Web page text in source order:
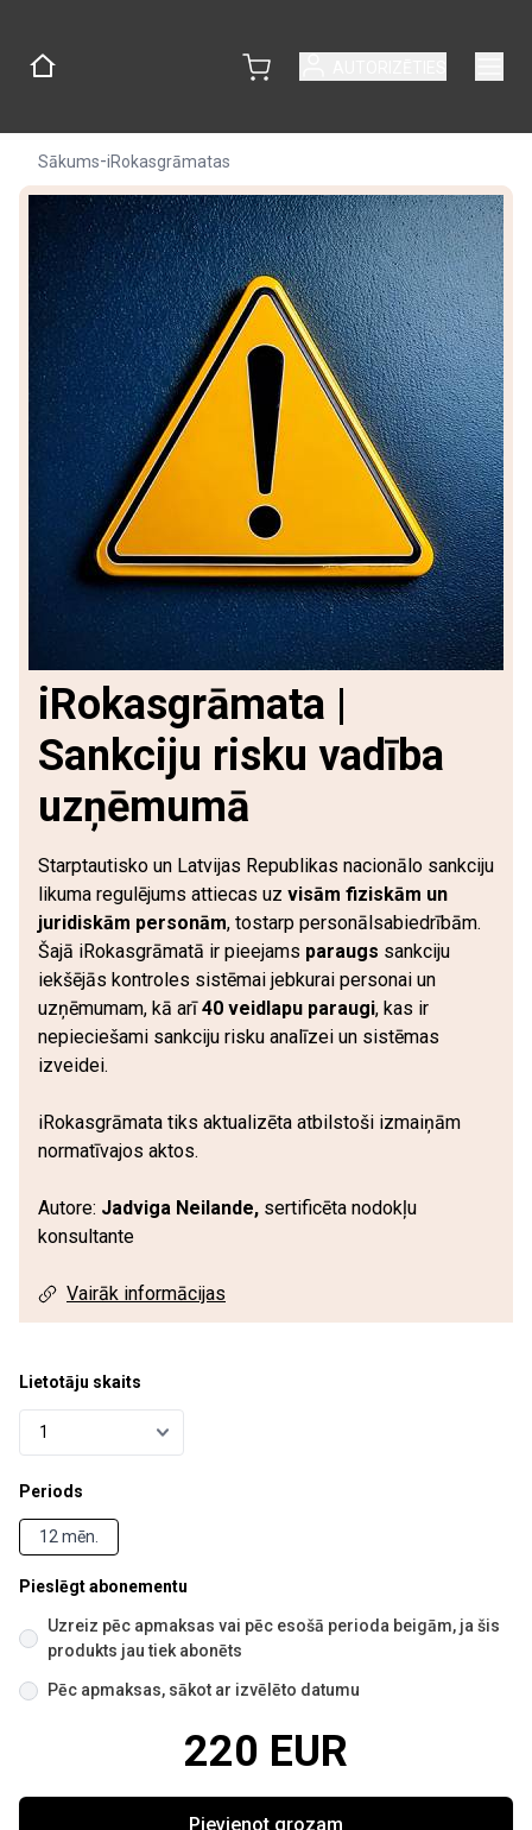
Sākums-iRokasgrāmatas
iRokasgrāmata |
Sankciju risku vadība
uzņēmumā
Starptautisko un Latvijas Republikas nacionālo sankciju
likuma regulējums attiecas uz visām fiziskām un
juridiskām personām, tostarp personālsabiedrībām.
Šajā iRokasgrāmatā ir pieejams paraugs sankciju
iekšējās kontroles sistēmai jebkurai personai un
uzņēmumam, kā arī40 veidlapu paraugi, kas ir
nepieciešami sankciju risku analīzei un sistēmas
izveidei.
iRokasgrāmata tiks aktualizēta atbilstoši izmaiņām
normatīvajos aktos.
Autore: Jadviga Neilande, sertificēta nodokļu
konsultante
Vairāk informācijas
Lietotāju skaits
Periods
12 mēn.
Pieslēgt abonementu
Uzreiz pēc apmaksas vai pēc esošā perioda beigām, ja šis
produkts jau tiek abonēts
Pēc apmaksas, sākot ar izvēlēto datumu
220 EUR
Pievienot grozam